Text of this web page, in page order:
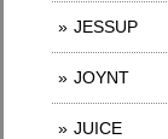
JESSUP
JOYNT
JUICE